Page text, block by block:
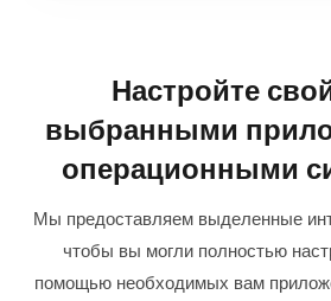
Настройте
выбранными
операционными
Мы предоставляем выделенные
чтобы вы могли полностью
помощью необходимых вам